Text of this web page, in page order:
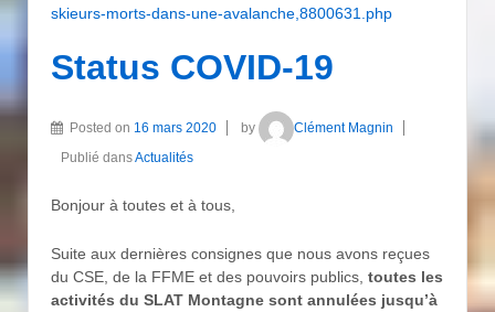
skieurs-morts-dans-une-avalanche,8800631.php
Status COVID-19
Posted on 16 mars 2020 by
Clément Magnin
Publié dansActualités
Bonjour à toutes et à tous,
Suite aux dernières consignes que nous avons reçues
du CSE, de la FFME et des pouvoirs publics, toutes les
activités du SLAT Montagne sont annulées jusqu’à